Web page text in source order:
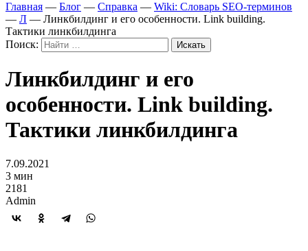
Главная — Блог — Справка — Wiki: Словарь SEO-терминов
— Л — Линкбилдинг и его особенности. Link building.
Тактики линкбилдинга
Поиск:
Линкбилдинг и его
особенности. Link building.
Тактики линкбилдинга
7.09.2021
3 мин
2181
Admin